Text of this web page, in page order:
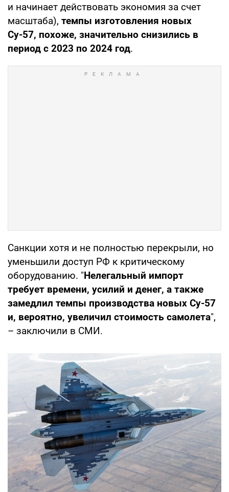
и начинает действовать экономия за счет
масштаба), темпы изготовления новых
Су-57, похоже, значительно снизились в
период с 2023 по 2024 год.
Санкции хотя и не полностью перекрыли, но
уменьшили доступ РФ к критическому
оборудованию. "Нелегальный импорт
требует времени, усилий и денег, а также
замедлил темпы производства новых Су-57
и, вероятно, увеличил стоимость самолета",
– заключили в СМИ.